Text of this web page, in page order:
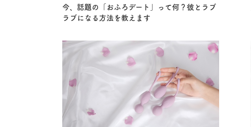
今、話題の「おふろデート」って何？彼とラブ
ラブになる方法を教えます